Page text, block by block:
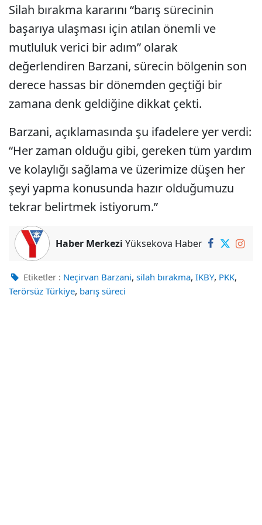
Silah bırakma kararını “barış sürecinin
başarıya ulaşması için atılan önemli ve
mutluluk verici bir adım” olarak
değerlendiren Barzani, sürecin bölgenin son
derece hassas bir dönemden geçtiği bir
zamana denk geldiğine dikkat çekti.
Barzani, açıklamasında şu ifadelere yer verdi:
“Her zaman olduğu gibi, gereken tüm yardım
ve kolaylığı sağlama ve üzerimize düşen her
şeyi yapma konusunda hazır olduğumuzu
tekrar belirtmek istiyorum.”
Haber Merkezi Yüksekova Haber
Etiketler : Neçirvan Barzani, silah bırakma, IKBY, PKK,
Terörsüz Türkiye, barış süreci